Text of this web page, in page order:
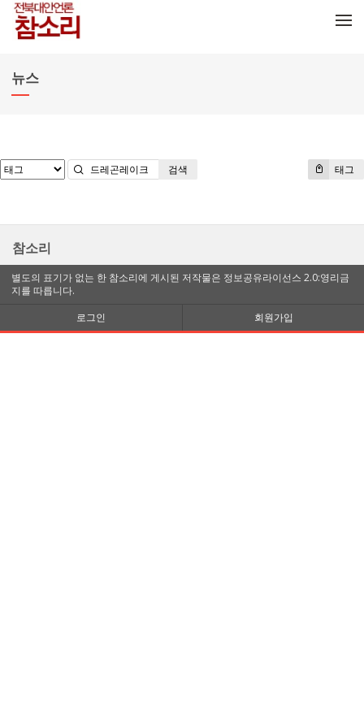
뉴스
태그
검색
참소리
별도의 표기가 없는 한 참소리에 게시된 저작물은 정보공유라이선스 2.0:영리금
지를 따릅니다.
로그인
회원가입